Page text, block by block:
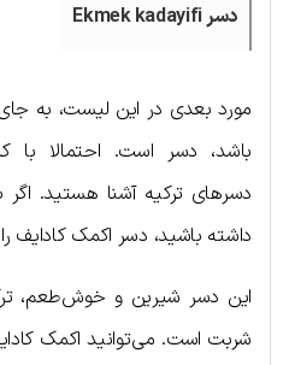
دسر Ekmek kadayifi
مورد بعدی در این لیست، به
باشد، دسر است. احتمالا با
دسرهای ترکیه آشنا هستید. اگر
داشته باشید، دسر اکمک
این دسر شیرین و خوش‌طعم،
شربت است. می‌توانید اکمک